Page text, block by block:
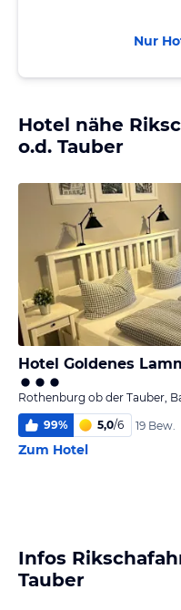
Nur
Hotel nähe
o.d. Tauber
Hotel Goldenes
Rothenburg ob der Tauber,
99% 5,0/6 19 Bew.
Zum Hotel
Infos
Tauber